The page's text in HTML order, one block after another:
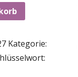
Kategorie: